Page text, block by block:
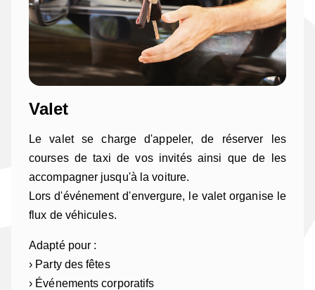
Valet
Le valet se charge d'appeler, de réserver les
courses de taxi de vos invités ainsi que de les
accompagner jusqu'à la voiture.
Lors d'événement d'envergure, le valet organise le
flux de véhicules.
Adapté pour :
› Party des fêtes
› Événements corporatifs